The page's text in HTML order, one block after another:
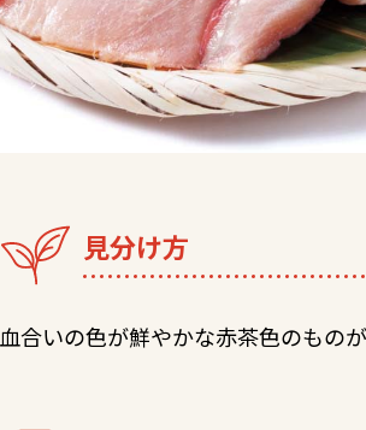
見分け方
血合いの色が鮮やかな赤茶色のもの